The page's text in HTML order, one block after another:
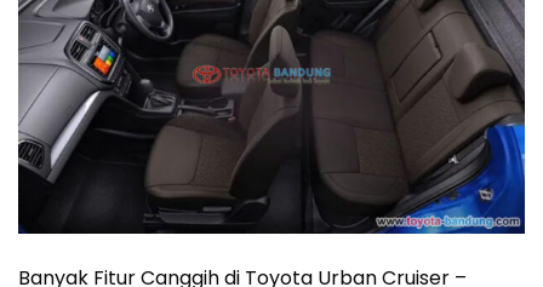
Banyak Fitur Canggih di Toyota Urban Cruiser –